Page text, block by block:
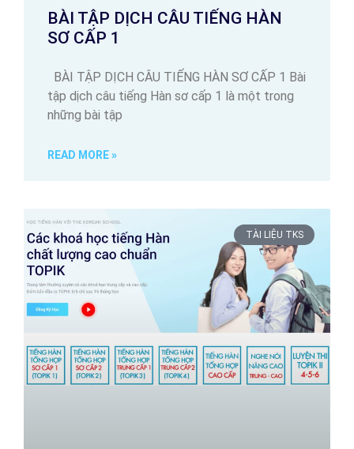
BÀI TẬP DỊCH CÂU TIẾNG HÀN
SƠ CẤP 1
BÀI TẬP DỊCH CÂU TIẾNG HÀN SƠ CẤP 1 Bài
tập dịch câu tiếng Hàn sơ cấp 1 là một trong
những bài tập
READ MORE »
TÀI LIỆU TKS